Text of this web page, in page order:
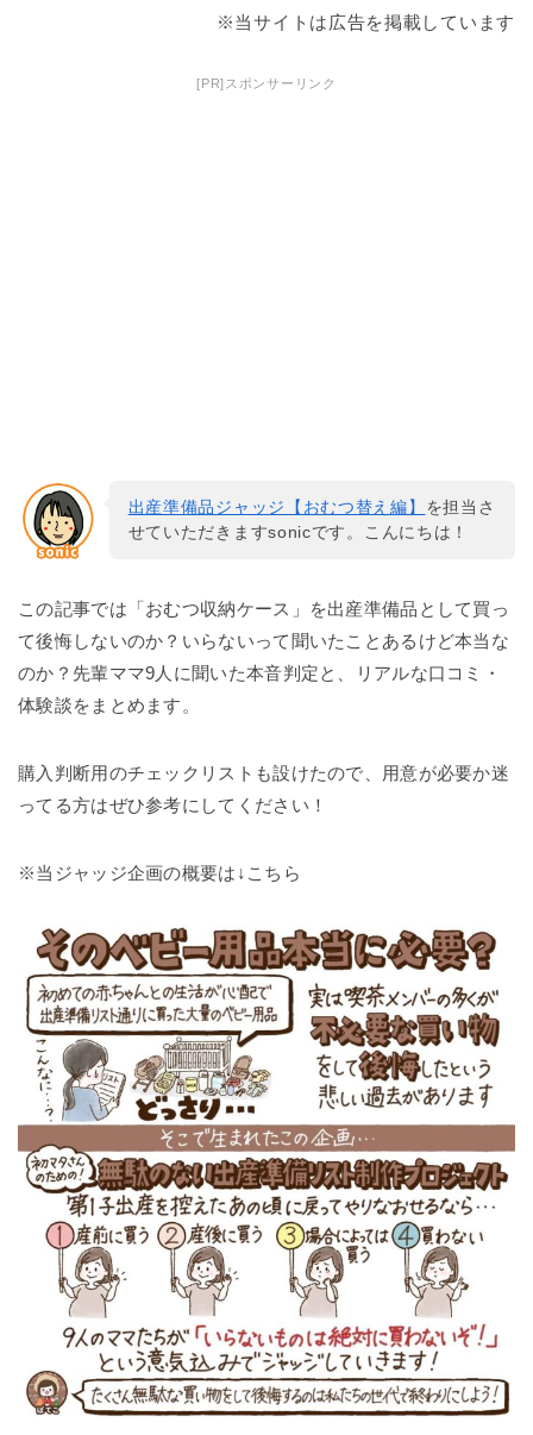
※当サイトは広告を掲載しています
[PR]スポンサーリンク
出産準備品ジャッジ【おむつ替え編】 を担当さ
せていただきますsonicです。こんにちは！
この記事では「おむつ収納ケース」を出産準備品として買っ
て後悔しないのか？いらないって聞いたことあるけど本当な
のか？先輩ママ9人に聞いた本音判定と、リアルな口コミ・
体験談をまとめます。
購入判断用のチェックリストも設けたので、用意が必要か迷
ってる方はぜひ参考にしてください！
※当ジャッジ企画の概要は↓こちら